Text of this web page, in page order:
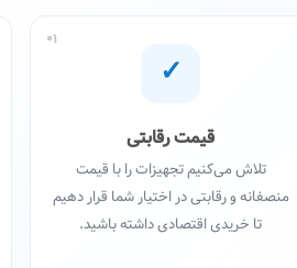
01
✓
قیمت رقابتی
تلاش می‌کنیم تجهیزات را با قیمت
منصفانه و رقابتی در اختیار شما قرار دهیم
تا خریدی اقتصادی داشته باشید.